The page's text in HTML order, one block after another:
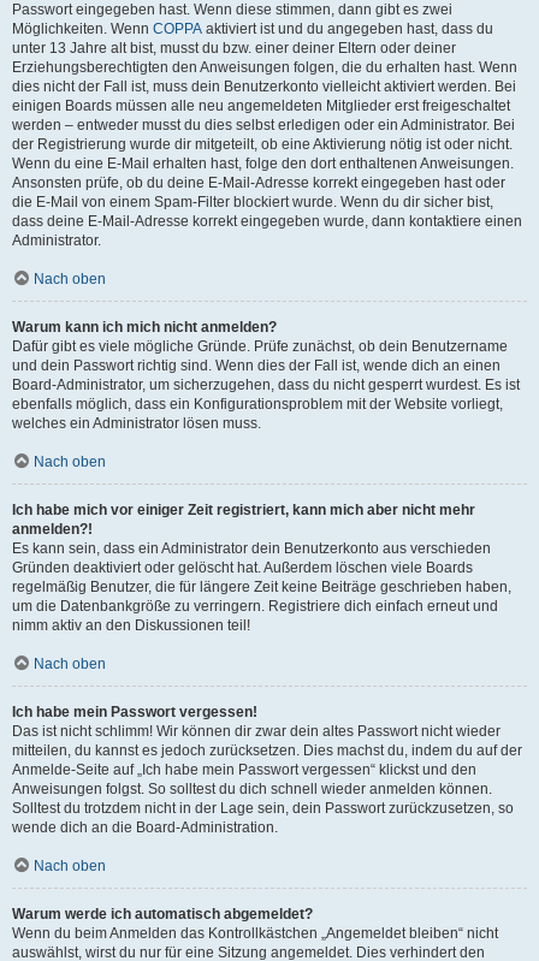
Passwort eingegeben hast. Wenn diese stimmen, dann gibt es zwei
Möglichkeiten. Wenn COPPA aktiviert ist und du angegeben hast, dass du
unter 13 Jahre alt bist, musst du bzw. einer deiner Eltern oder deiner
Erziehungsberechtigten den Anweisungen folgen, die du erhalten hast. Wenn
dies nicht der Fall ist, muss dein Benutzerkonto vielleicht aktiviert werden. Bei
einigen Boards müssen alle neu angemeldeten Mitglieder erst freigeschaltet
werden – entweder musst du dies selbst erledigen oder ein Administrator. Bei
der Registrierung wurde dir mitgeteilt, ob eine Aktivierung nötig ist oder nicht.
Wenn du eine E-Mail erhalten hast, folge den dort enthaltenen Anweisungen.
Ansonsten prüfe, ob du deine E-Mail-Adresse korrekt eingegeben hast oder
die E-Mail von einem Spam-Filter blockiert wurde. Wenn du dir sicher bist,
dass deine E-Mail-Adresse korrekt eingegeben wurde, dann kontaktiere einen
Administrator.
Nach oben
Warum kann ich mich nicht anmelden?
Dafür gibt es viele mögliche Gründe. Prüfe zunächst, ob dein Benutzername
und dein Passwort richtig sind. Wenn dies der Fall ist, wende dich an einen
Board-Administrator, um sicherzugehen, dass du nicht gesperrt wurdest. Es ist
ebenfalls möglich, dass ein Konfigurationsproblem mit der Website vorliegt,
welches ein Administrator lösen muss.
Nach oben
Ich habe mich vor einiger Zeit registriert, kann mich aber nicht mehr
anmelden?!
Es kann sein, dass ein Administrator dein Benutzerkonto aus verschieden
Gründen deaktiviert oder gelöscht hat. Außerdem löschen viele Boards
regelmäßig Benutzer, die für längere Zeit keine Beiträge geschrieben haben,
um die Datenbankgröße zu verringern. Registriere dich einfach erneut und
nimm aktiv an den Diskussionen teil!
Nach oben
Ich habe mein Passwort vergessen!
Das ist nicht schlimm! Wir können dir zwar dein altes Passwort nicht wieder
mitteilen, du kannst es jedoch zurücksetzen. Dies machst du, indem du auf der
Anmelde-Seite auf „Ich habe mein Passwort vergessen“ klickst und den
Anweisungen folgst. So solltest du dich schnell wieder anmelden können.
Solltest du trotzdem nicht in der Lage sein, dein Passwort zurückzusetzen, so
wende dich an die Board-Administration.
Nach oben
Warum werde ich automatisch abgemeldet?
Wenn du beim Anmelden das Kontrollkästchen „Angemeldet bleiben“ nicht
auswählst, wirst du nur für eine Sitzung angemeldet. Dies verhindert den